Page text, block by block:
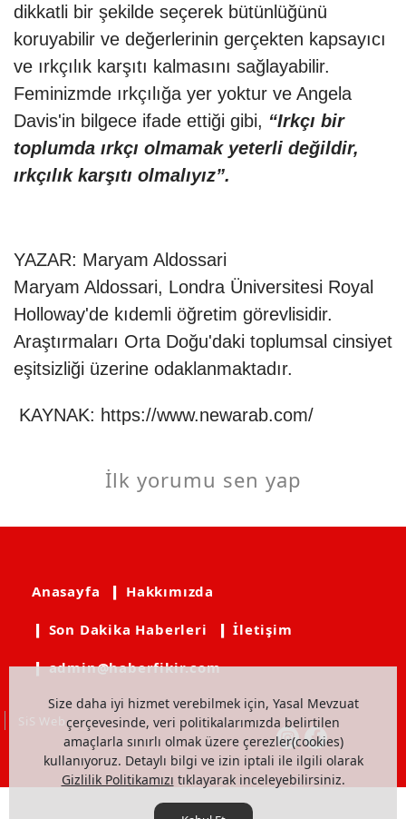
dikkatli bir şekilde seçerek bütünlüğünü
koruyabilir ve değerlerinin gerçekten kapsayıcı
ve ırkçılık karşıtı kalmasını sağlayabilir.
Feminizmde ırkçılığa yer yoktur ve Angela
Davis'in bilgece ifade ettiği gibi, “Irkçı bir
toplumda ırkçı olmamak yeterli değildir,
ırkçılık karşıtı olmalıyız”.
YAZAR: Maryam Aldossari
Maryam Aldossari, Londra Üniversitesi Royal
Holloway'de kıdemli öğretim görevlisidir.
Araştırmaları Orta Doğu'daki toplumsal cinsiyet
eşitsizliği üzerine odaklanmaktadır.
KAYNAK: https://www.newarab.com/
İlk yorumu sen yap
Size daha iyi hizmet verebilmek için, Yasal Mevzuat
çerçevesinde, veri politikalarımızda belirtilen
amaçlarla sınırlı olmak üzere çerezler(cookies)
kullanıyoruz. Detaylı bilgi ve izin iptali ile ilgili olarak
Gizlilik Politikamızı tıklayarak inceleyebilirsiniz.
Anasayfa ❙ Hakkımızda
❙ Son Dakika Haberleri ❙ İletişim
❙ admin@haberfikir.com
SiS Web